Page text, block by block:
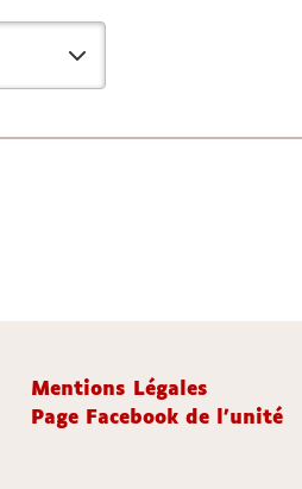
Mentions Légales
Page Facebook de l'unité